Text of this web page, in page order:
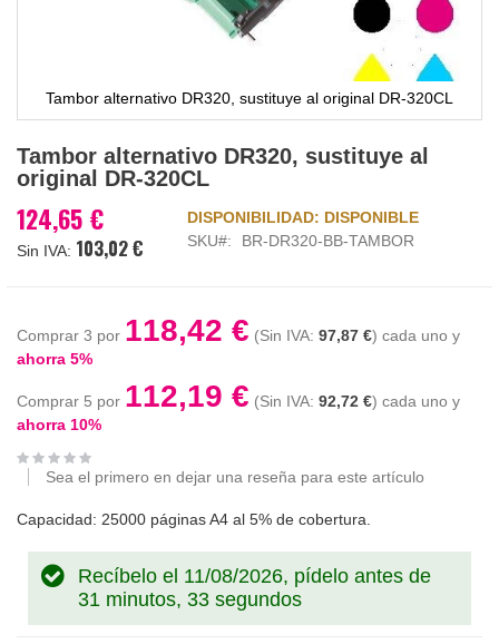
Tambor alternativo DR320, sustituye al original DR-320CL
al
comienzo
la
galería
Tambor alternativo DR320, sustituye al
original DR-320CL
124,65 €
103,02 €
DISPONIBILIDAD: DISPONIBLE
SKU
BR-DR320-BB-TAMBOR
Comprar 3 por 118,42 € 97,87 € cada uno y
ahorra 5%
Comprar 5 por 112,19 € 92,72 € cada uno y
ahorra 10%
Sea el primero en dejar una reseña para este artículo
Capacidad: 25000 páginas A4 al 5% de cobertura.
Recíbelo el 11/08/2026, pídelo antes de
31 minutos, 33 segundos